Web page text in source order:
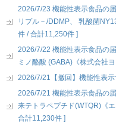
2026/7/23 機能性表示食品の
リプル－/DDMP、 乳酸菌
件 / 合計11,250件 ]
2026/7/22 機能性表示食品の
ミノ酪酸 (GABA)《株式会社
2026/7/21【撤回】機能性表
2026/7/21 機能性表示食品の
来テトラペプチド(WTQR)《
合計11,230件 ]